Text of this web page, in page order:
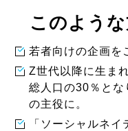
このよう
若者向けの企画を
Z世代以降に生ま
総人口の30％とな
の主役に。
「ソーシャルネ